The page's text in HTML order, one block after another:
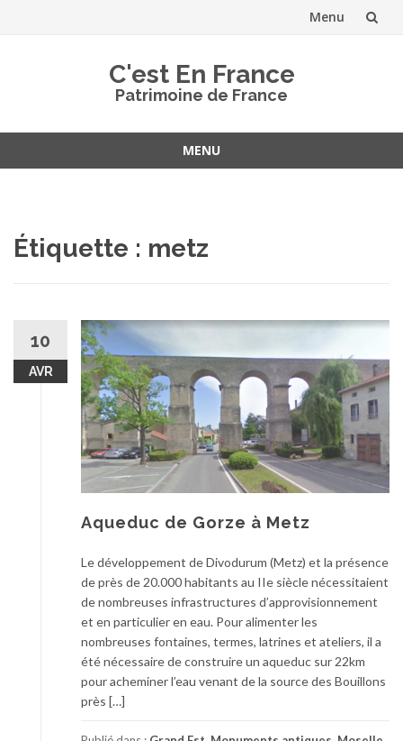
Menu
C'est En France
Patrimoine de France
MENU
Étiquette : metz
10
AVR
Aqueduc de Gorze à Metz
Le développement de Divodurum (Metz) et la présence
de près de 20.000 habitants au IIe siècle nécessitaient
de nombreuses infrastructures d’approvisionnement
et en particulier en eau. Pour alimenter les
nombreuses fontaines, termes, latrines et ateliers, il a
été nécessaire de construire un aqueduc sur 22km
pour acheminer l’eau venant de la source des Bouillons
près […]